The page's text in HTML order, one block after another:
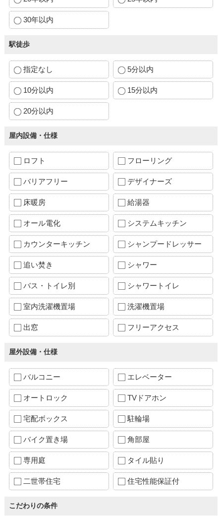
30年以内
駅徒歩
指定なし 5分以内
10分以内 15分以内
20分以内
屋内設備・仕様
ロフト フローリング
バリアフリー デザイナーズ
床暖房 給湯器
オール電化 システムキッチン
カウンターキッチン シャンプードレッサー
追い焚き シャワー
バス・トイレ別 シャワートイレ
室内洗濯機置場 洗濯機置場
出窓 フリーアクセス
屋外設備・仕様
バルコニー エレベーター
オートロック TVドアホン
宅配ボックス 駐輪場
バイク置き場 角部屋
専用庭 タイル貼り
二世帯住宅 住宅性能保証付
こだわりの条件